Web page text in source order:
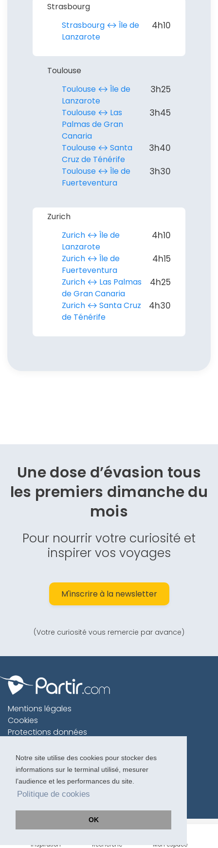
Notre site utilise des cookies pour stocker des
informations sur le terminal utilisé, mesurer
l’audience et les performances du site.
Politique de cookies
OK
Strasbourg
Strasbourg ↔︎ Île de
Lanzarote
4h10
Toulouse
Toulouse ↔︎ Île de
Lanzarote
3h25
Toulouse ↔︎ Las
Palmas de Gran
Canaria
3h45
Toulouse ↔︎ Santa
Cruz de Ténérife
3h40
Toulouse ↔︎ Île de
Fuerteventura
3h30
Zurich
Zurich ↔︎ Île de
Lanzarote
4h10
Zurich ↔︎ Île de
Fuerteventura
4h15
Zurich ↔︎ Las Palmas
de Gran Canaria
4h25
Zurich ↔︎ Santa Cruz
de Ténérife
4h30
Une dose d’évasion tous
les premiers dimanche du
mois
Pour nourrir votre curiosité et
inspirer vos voyages
M'inscrire à la newsletter
(Votre curiosité vous remercie par avance)
Mentions légales
Cookies
Protections données
Charte voyageur
Copyright 1996-2026
Inspiration Recherche Mon espace